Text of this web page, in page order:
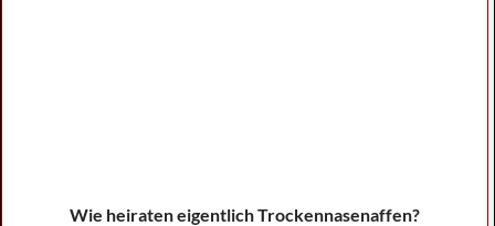
Wie heiraten eigentlich Trockennasenaffen?